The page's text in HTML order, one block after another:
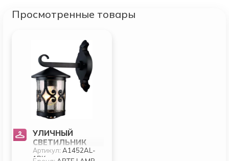
Просмотренные товары
УЛИЧНЫЙ
СВЕТИЛЬНИК
ARTE PERSIA
Артикул:A1452AL-
1BK